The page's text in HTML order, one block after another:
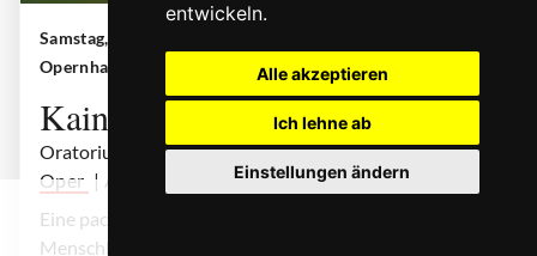
entwickeln.
Alle akzeptieren
Ich lehne ab
Einstellungen ändern
Samstag, 14. November 2026 | 19:30 Uhr
Opernhaus Köln
Kain und Abel
Oratorium in zwei Teilen
Oper | Alessandro Scarlatti
Eine packende Dramatisierung des ersten Mordes der
Menschheit, gekleidet in virtuose Barockklänge.
Kain und Abel| © Teresa Rothwangl